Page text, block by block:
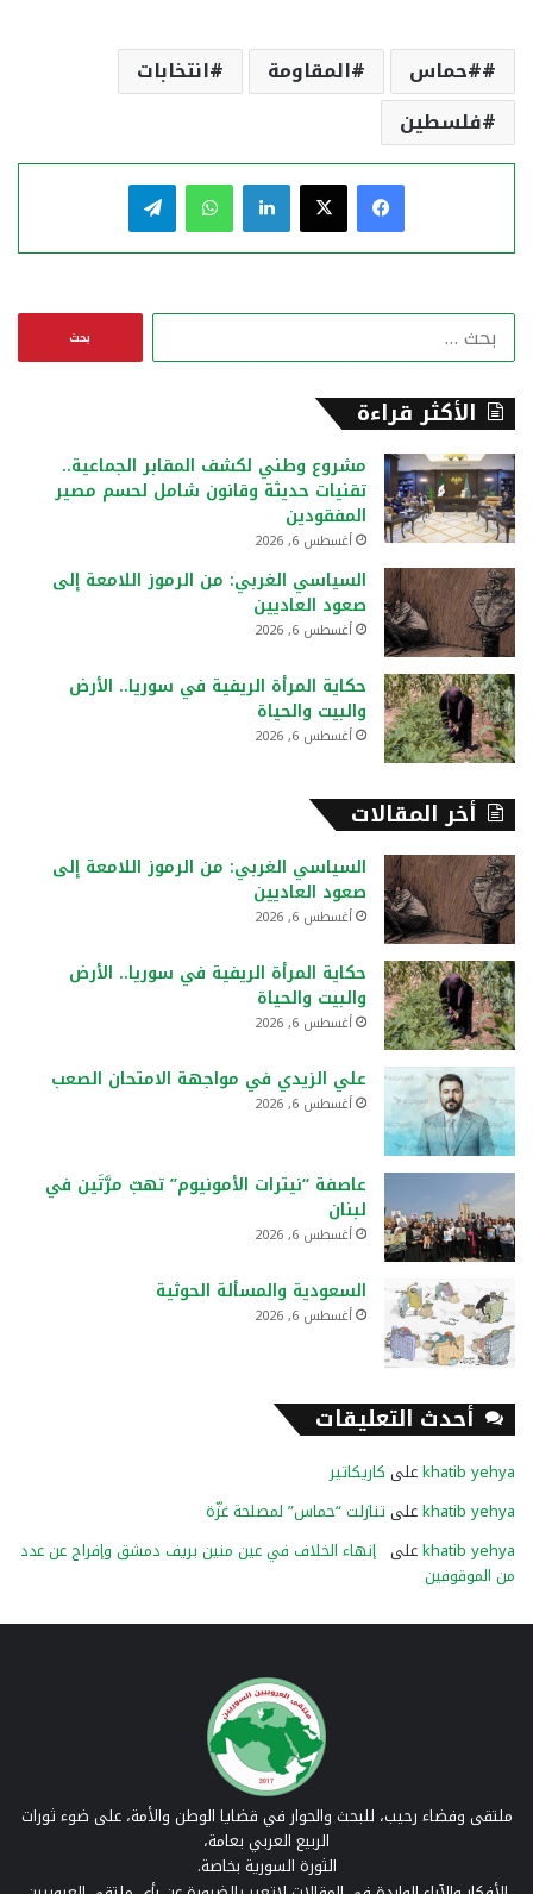
#حماس المقاومة
انتخابات
فلسطين
فيسبوك لينكدإن واتساب
ن
الأكثر قراءة
مشروع وطني لكشف المقابر الجماعية..
تقنيات حديثة وقانون شامل لحسم مصير
المفقودين
أغسطس 6, 2026
السياسي الغربي: من الرموز اللامعة إلى
صعود العاديين
أغسطس 6, 2026
حكاية المرأة الريفية في سوريا.. الأرض
والبيت والحياة
أغسطس 6, 2026
أخر المقالات
السياسي الغربي: من الرموز اللامعة إلى
صعود العاديين
أغسطس 6, 2026
حكاية المرأة الريفية في سوريا.. الأرض
والبيت والحياة
أغسطس 6, 2026
علي الزيدي في مواجهة الامتحان الصعب
أغسطس 6, 2026
عاصفة “نيترات الأمونيوم” تهبّ مرَّتَين في
لبنان
أغسطس 6, 2026
السعودية والمسألة الحوثية
أغسطس 6, 2026
أحدث التعليقات
khatib yehyaعلى كاريكاتير
khatib yehyaعلى تنازلت “حماس” لمصلحة غزّة
khatib yehyaعلى إنهاء الخلاف في عين منين بريف دمشق وإفراج عن عدد
من الموقوفين
ملتقى وفضاء رحيب، للبحث والحوار في قضايا الوطن والأمة، على ضوء ثورات
الربيع العربي بعامة،
الثورة السورية بخاصة.